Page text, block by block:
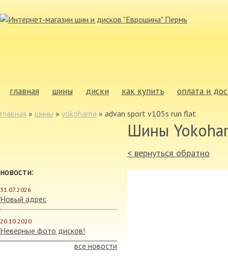
главная шины диски как купить оплата и
главная » шины » yokohama » advan sport v105s run flat
новости:
31.07.2026
Новый адрес
20.10.2020
Неверные фото дисков!
все новости
Шины
< вернуться обратно